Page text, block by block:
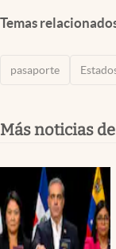
Temas
pasaporte
Más noticias de